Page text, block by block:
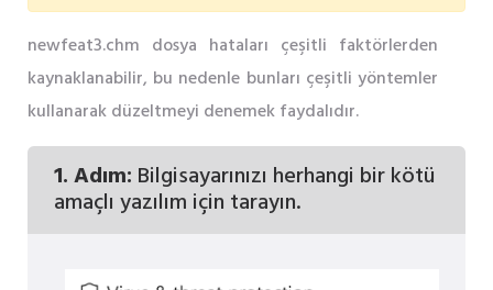
newfeat3.chm dosya hataları çeşitli faktörlerden
kaynaklanabilir, bu nedenle bunları çeşitli yöntemler
kullanarak düzeltmeyi denemek faydalıdır.
1. Adım: Bilgisayarınızı herhangi bir kötü
amaçlı yazılım için tarayın.